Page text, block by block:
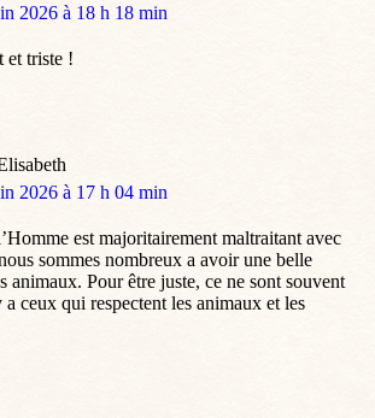
2026 à 18 h 18 min
et triste !
2026 à 17 h 04 min
est majoritairement maltraitant avec
sommes nombreux a avoir une belle
animaux. Pour être juste, ce ne sont souvent
a ceux qui respectent les animaux et les